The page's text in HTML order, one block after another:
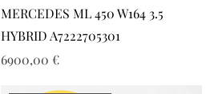
MERCEDES ML 450 W164 3.5
HYBRID A7222705301
Precio
6900,00 €